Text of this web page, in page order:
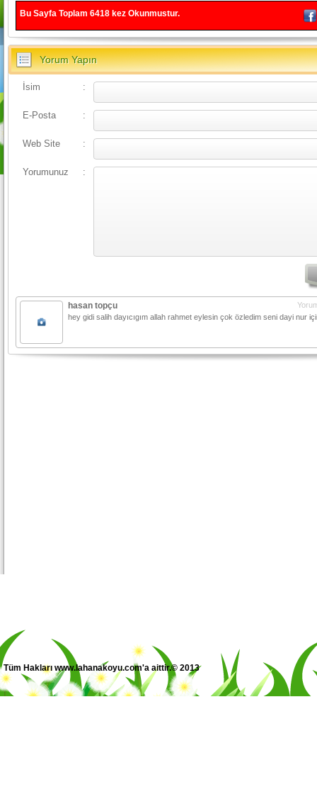
Bu Sayfa Toplam 6418kez Okunmustur.
Yorum Yapın
İsim :
E-Posta :
Web Site :
Yorumunuz :
hasan topçu
hey gidi salih dayıcıgım allah rahmet eylesin çok özledim seni dayi nur
Tüm Hakları www.lahanakoyu.com'a aittir.© 2013